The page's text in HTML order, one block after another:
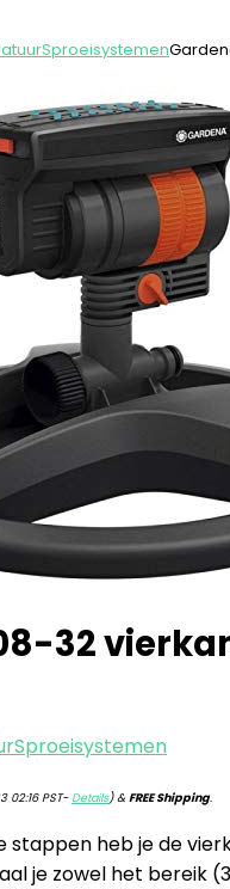
Sproeisystemen
32
Sproeisystemen
02:16 PST-Details)&FREE Shipping.
stappen heb je de
je zowel het bereik